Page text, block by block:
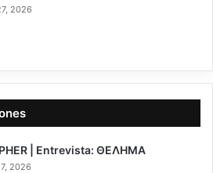
2026
| Entrevista: ΘΕΛΗΜΑ
2026